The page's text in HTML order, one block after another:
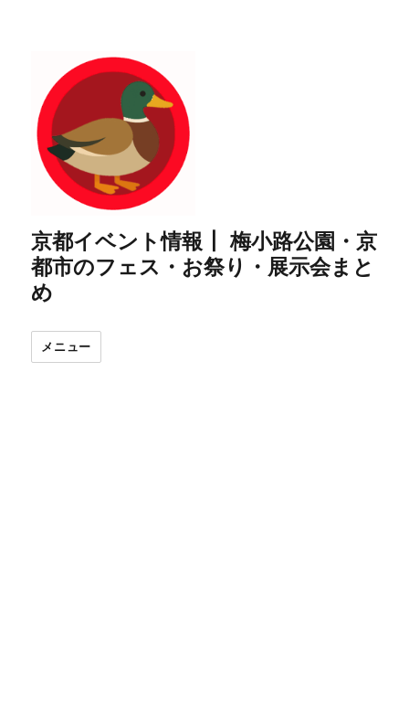
京都イベント情報┃ 梅小路公園・京
都市のフェス・お祭り・展示会まと
め
メニュー